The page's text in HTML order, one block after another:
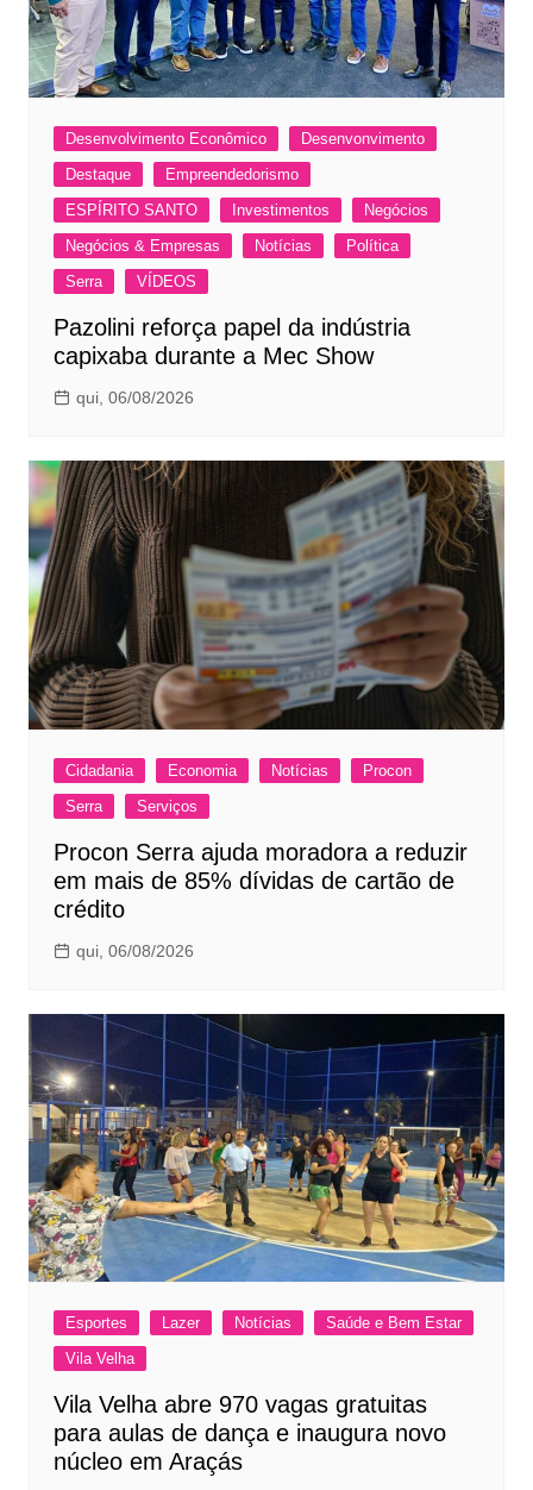
Desenvolvimento Econômico
Desenvonvimento
Destaque
Empreendedorismo
ESPÍRITO SANTO
Investimentos
Negócios
Negócios & Empresas
Notícias
Política
Serra
VÍDEOS
Pazolini reforça papel da indústria
capixaba durante a Mec Show
qui, 06/08/2026
Cidadania Economia Notícias
Procon
Serra
Serviços
Procon Serra ajuda moradora a reduzir
em mais de 85% dívidas de cartão de
crédito
qui, 06/08/2026
Esportes Lazer Notícias
Saúde e Bem Estar
Vila Velha
Vila Velha abre 970 vagas gratuitas
para aulas de dança e inaugura novo
núcleo em Araçás